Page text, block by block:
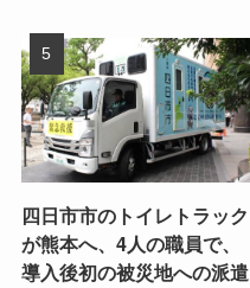
四日市市のトイレトラック
が熊本へ、4人の職員で、
導入後初の被災地への派遣